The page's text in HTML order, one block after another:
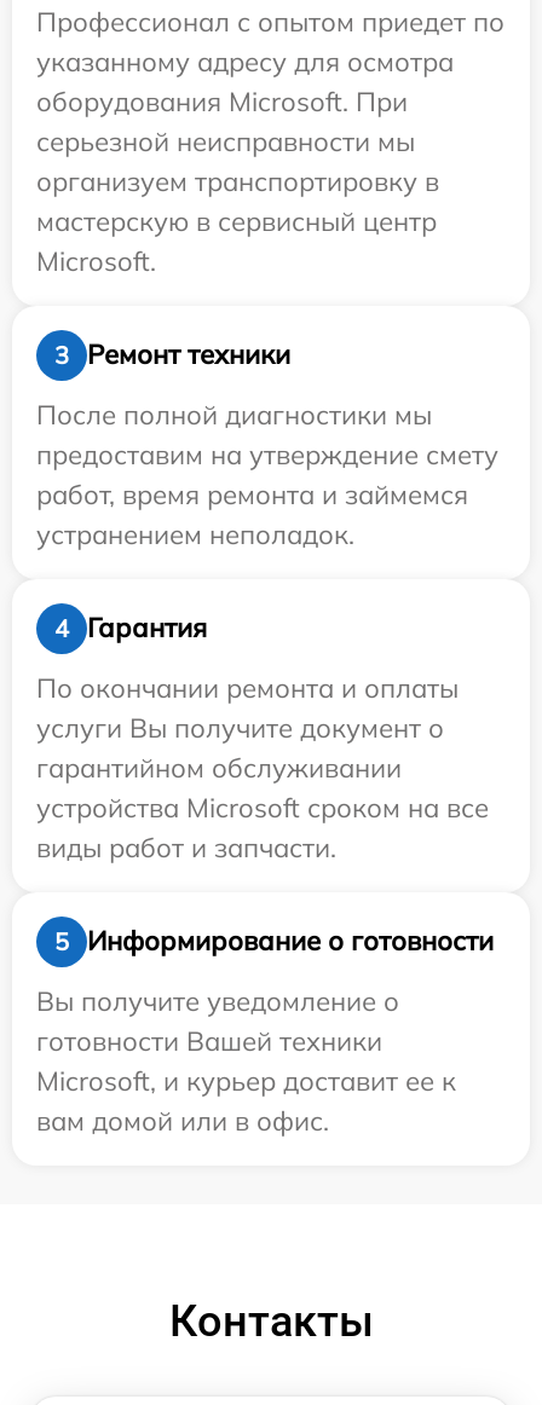
Профессионал с опытом приедет по
указанному адресу для осмотра
оборудования Microsoft. При
серьезной неисправности мы
организуем транспортировку в
мастерскую в сервисный центр
Microsoft.
3
Ремонт техники
После полной диагностики мы
предоставим на утверждение смету
работ, время ремонта и займемся
устранением неполадок.
4
Гарантия
По окончании ремонта и оплаты
услуги Вы получите документ о
гарантийном обслуживании
устройства Microsoft сроком на все
виды работ и запчасти.
5
Информирование о готовности
Вы получите уведомление о
готовности Вашей техники
Microsoft, и курьер доставит ее к
вам домой или в офис.
Контакты